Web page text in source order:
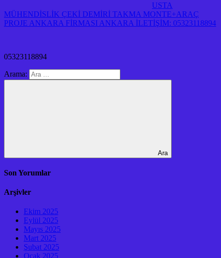
USTA
MÜHENDİSLİK ÇEKİ DEMİRİ TAKMA MONTE+ARAÇ
PROJE ANKARA FİRMASI ANKARA İLETİŞİM: 05323118894
05323118894
Arama:
Ara
Son Yorumlar
Arşivler
Ekim 2025
Eylül 2025
Mayıs 2025
Mart 2025
Şubat 2025
Ocak 2025